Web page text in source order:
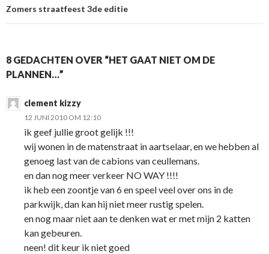
Zomers straatfeest 3de editie
8 GEDACHTEN OVER “HET GAAT NIET OM DE
PLANNEN…”
clement kizzy
12 JUNI 2010 OM 12:10
ik geef jullie groot gelijk !!!
wij wonen in de matenstraat in aartselaar, en we hebben al
genoeg last van de cabions van ceullemans.
en dan nog meer verkeer NO WAY !!!!
ik heb een zoontje van 6 en speel veel over ons in de
parkwijk, dan kan hij niet meer rustig spelen.
en nog maar niet aan te denken wat er met mijn 2 katten
kan gebeuren.
neen! dit keur ik niet goed